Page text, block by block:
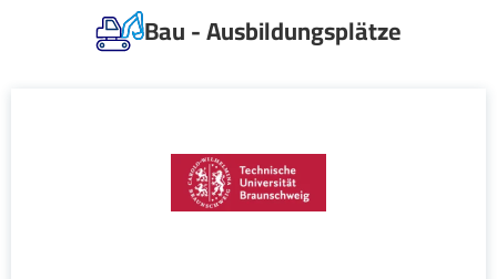
Bau - Ausbildungsplätze